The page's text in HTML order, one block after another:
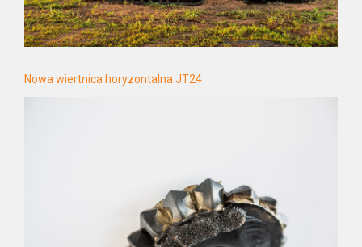
Nowa wiertnica horyzontalna JT24